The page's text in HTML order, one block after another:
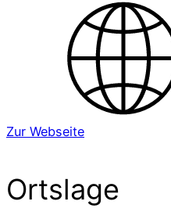
Zur Webseite
Ortslage